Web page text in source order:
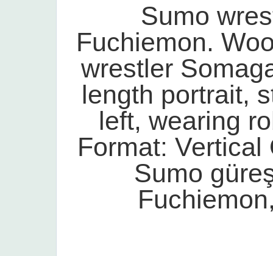
Sumo
Fuchiemon.
wrestler
length portrait,
left, wearing
Format:
Sumo